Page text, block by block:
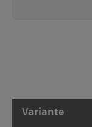
Variante